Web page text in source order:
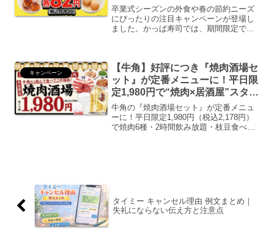
シャリドーナツ”が税込90円
卒業式シーズンの外食や春の節約ニーズ
にぴったりの注目キャンペーンが登場し
ました。かっぱ寿司では、期間限定で
ンでも満足度の高い組...
キャンペーン
【牛角】好評につき『焼肉酒場セ
ット』が定番メニューに！平日限
定1,980円で“焼肉×居酒屋”スタイ
ルを提案
牛角の『焼肉酒場セット』が定番メニュ
ーに！平日限定1,980円（税込2,178円）
で焼肉6種・2時間飲み放題・枝豆食べ放
タイミー キャンセル理由 例文まとめ｜
失礼にならない伝え方と注意点